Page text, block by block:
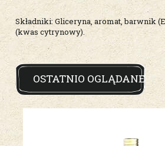
Składniki: Gliceryna, aromat, barwnik
(kwas cytrynowy).
OSTATNIO OGLĄDANE